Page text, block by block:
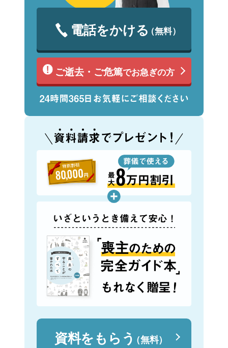
電話をかける（無料）
ご逝去・ご危篤でお急ぎの方
資料をもらう（無料）